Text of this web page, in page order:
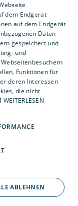
dem Endgerät
auf dem Endgerät
Daten
gespeichert und
und
Funktionen für
deren Interessen
die nicht
ABLEHNEN